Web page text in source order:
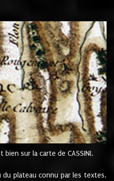
bien sur la carte de CASSINI.
du plateau connu par les textes.